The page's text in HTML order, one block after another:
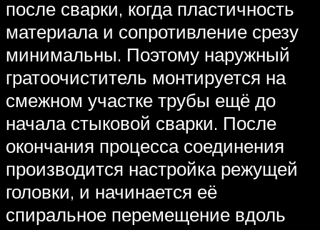
после сварки, когда пластичность
материала и сопротивление срезу
минимальны. Поэтому наружный
гратоочиститель монтируется на
смежном участке трубы ещё до
начала стыковой сварки. После
окончания процесса соединения
производится настройка режущей
головки, и начинается её
спиральное перемещение вдоль